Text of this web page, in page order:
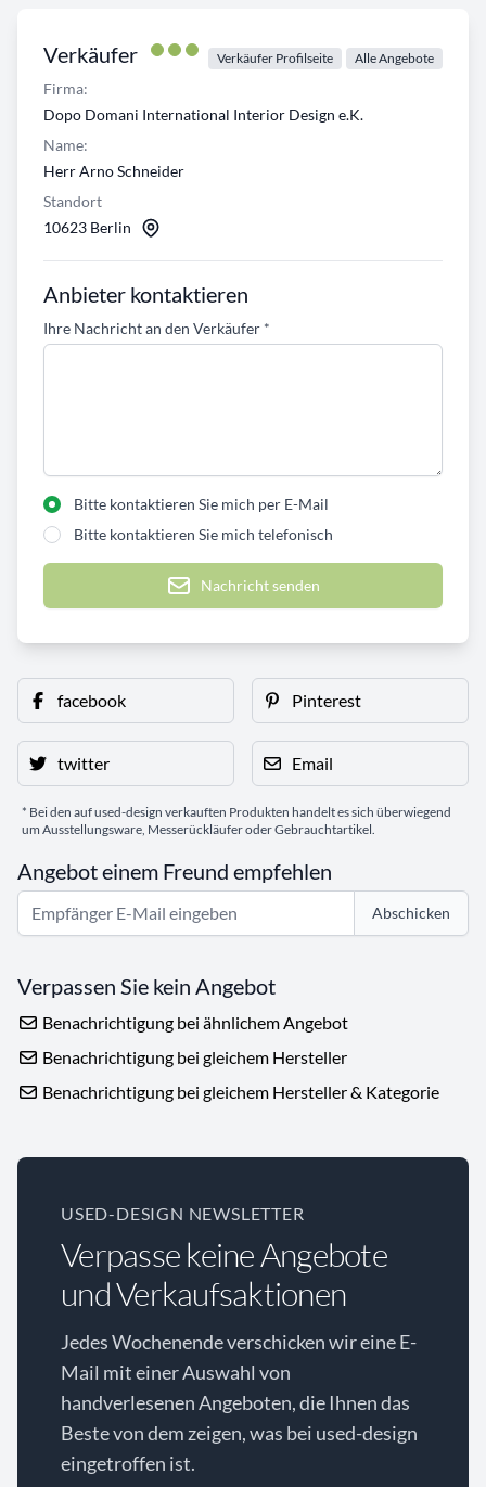
Verkäufer Verkäufer Profilseite Alle Angebote
Firma:
Dopo Domani International Interior Design e.K.
Name:
Herr Arno Schneider
Standort
10623 Berlin
Anbieter kontaktieren
Ihre Nachricht an den Verkäufer *
Bitte kontaktieren Sie mich per E-Mail
Bitte kontaktieren Sie mich telefonisch
Nachricht senden
facebook Pinterest
twitter Email
* Bei den auf used-design verkauften Produkten handelt es sich überwiegend
um Ausstellungsware, Messerückläufer oder Gebrauchtartikel.
Angebot einem Freund empfehlen
Abschicken
Verpassen Sie kein Angebot
Benachrichtigung bei ähnlichem Angebot
Benachrichtigung bei gleichem Hersteller
Benachrichtigung bei gleichem Hersteller & Kategorie
USED-DESIGN NEWSLETTER
Verpasse keine Angebote
und Verkaufsaktionen
Jedes Wochenende verschicken wir eine E-
Mail mit einer Auswahl von
handverlesenen Angeboten, die Ihnen das
Beste von dem zeigen, was bei used-design
eingetroffen ist.